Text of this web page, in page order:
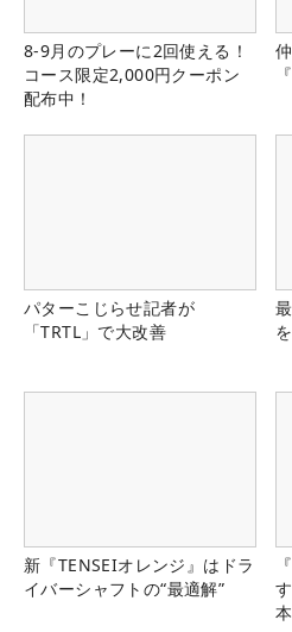
8-9月のプレーに2回使える！
コース限定2,000円クーポン
配布中！
パターこじらせ記者が
「TRTL」で大改善
新『TENSEIオレンジ』はドラ
イバーシャフトの“最適解”